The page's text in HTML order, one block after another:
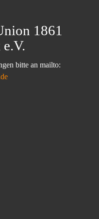
1861
bitte an mailto: